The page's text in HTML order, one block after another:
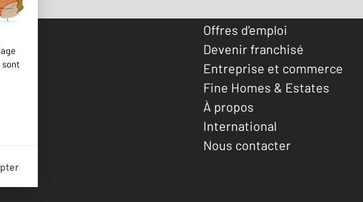
Offres d'emploi
Devenir franchisé
Entreprise et commerce
Fine Homes & Estates
À propos
International
Nous contacter